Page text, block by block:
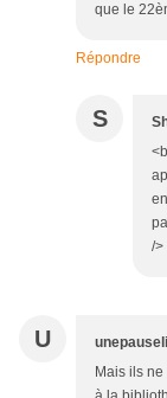
que le
Répondre
S
/>
U
Mais ils